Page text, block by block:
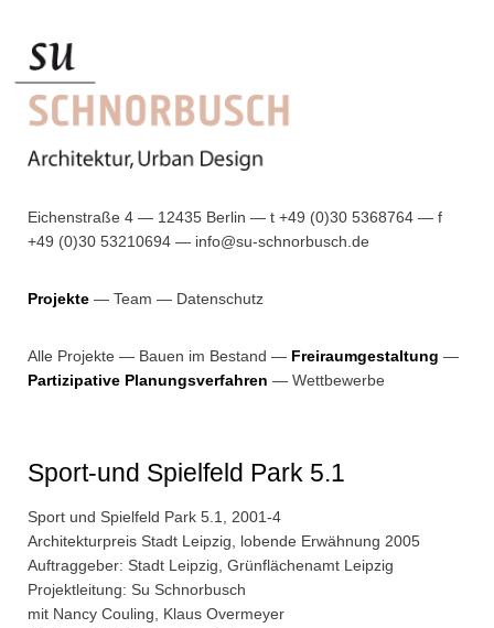
Eichenstraße 4 — 12435 Berlin — t +49 (0)30 5368764 — f
+49 (0)30 53210694 — info@su-schnorbusch.de
Projekte Team Datenschutz
Alle Projekte — Bauen im Bestand — Freiraumgestaltung —
Partizipative Planungsverfahren — Wettbewerbe
Sport-und Spielfeld Park 5.1
Sport und Spielfeld Park 5.1, 2001-4
Architekturpreis Stadt Leipzig, lobende Erwähnung 2005
Auftraggeber: Stadt Leipzig, Grünflächenamt Leipzig
Projektleitung: Su Schnorbusch
mit Nancy Couling, Klaus Overmeyer